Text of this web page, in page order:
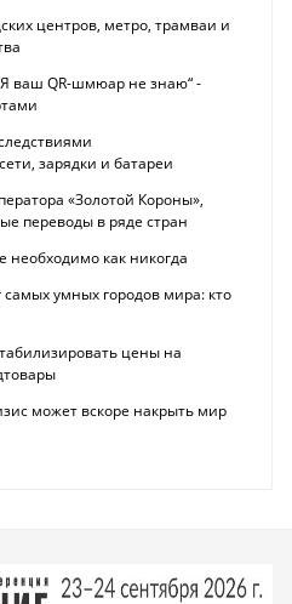
центров, метро, трамваи и
ваш QR-шмюар не знаю“ -
зарядки и батареи
«Золотой Короны»,
переводы в ряде стран
как никогда
умных городов мира: кто
цены на
может вскоре накрыть мир